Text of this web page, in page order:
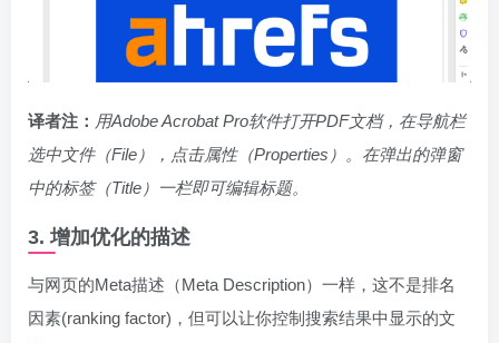
译者注： 用Adobe Acrobat Pro软件打开PDF文档，在导航栏
选中文件（File），点击属性（Properties）。在弹出的弹窗
中的标签（Title）一栏即可编辑标题。
3. 增加优化的描述
与网页的Meta描述（Meta Description）一样，这不是排名
因素(ranking factor)，但可以让你控制搜索结果中显示的文